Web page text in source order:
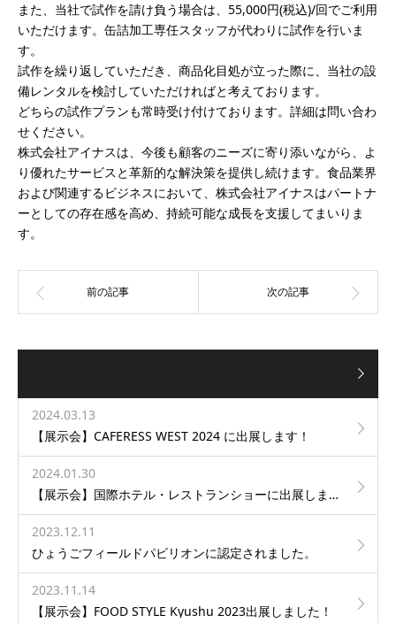
また、当社で試作を請け負う場合は、55,000円(税込)/回でご利用
いただけます。缶詰加工専任スタッフが代わりに試作を行いま
す。
試作を繰り返していただき、商品化目処が立った際に、当社の設
備レンタルを検討していただければと考えております。
どちらの試作プランも常時受け付けております。詳細は問い合わ
せください。
株式会社アイナスは、今後も顧客のニーズに寄り添いながら、よ
り優れたサービスと革新的な解決策を提供し続けます。食品業界
および関連するビジネスにおいて、株式会社アイナスはパートナ
ーとしての存在感を高め、持続可能な成長を支援してまいりま
す。
2024.03.13
【展示会】CAFERESS WEST 2024 に出展します！
2024.01.30
【展示会】国際ホテル・レストランショーに出展します！
2023.12.11
ひょうごフィールドパビリオンに認定されました。
2023.11.14
【展示会】FOOD STYLE Kyushu 2023出展しました！